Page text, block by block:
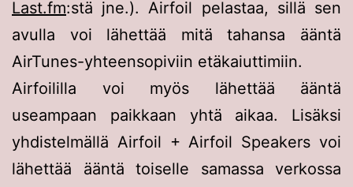
Last.fm:stä jne.). Airfoil pelastaa, sillä sen
avulla voi lähettää mitä tahansa ääntä
AirTunes-yhteensopiviin etäkaiuttimiin.
Airfoililla voi myös lähettää ääntä
useampaan paikkaan yhtä aikaa. Lisäksi
yhdistelmällä Airfoil + Airfoil Speakers voi
lähettää ääntä toiselle samassa verkossa